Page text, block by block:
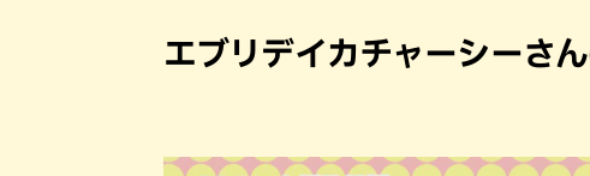
エブリデイカチャーシーさ